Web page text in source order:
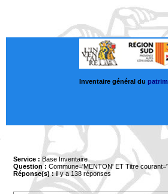
Inventaire général du
Service : Base Inventaire
Question : Commune='MENTON' ET Titre
Réponse(s) :il y a 138 réponses